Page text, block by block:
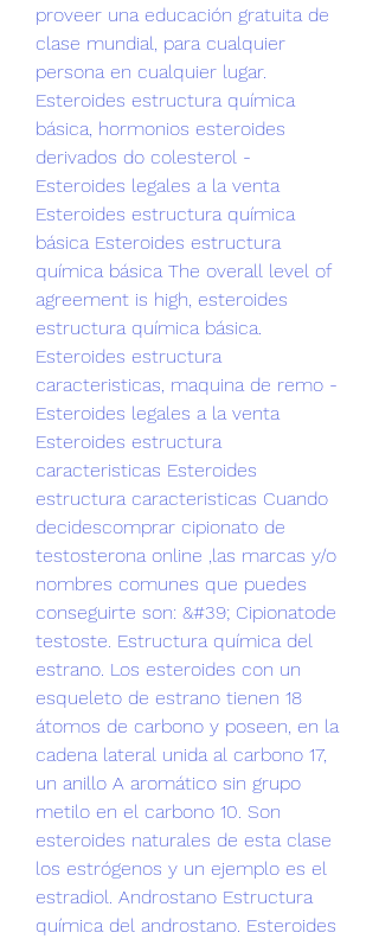
proveer una educación gratuita de
clase mundial, para cualquier
persona en cualquier lugar.
Esteroides estructura química
básica, hormonios esteroides
derivados do colesterol -
Esteroides legales a la venta
Esteroides estructura química
básica Esteroides estructura
química básica The overall level of
agreement is high, esteroides
estructura química básica.
Esteroides estructura
caracteristicas, maquina de remo -
Esteroides legales a la venta
Esteroides estructura
caracteristicas Esteroides
estructura caracteristicas Cuando
decidescomprar cipionato de
testosterona online ,las marcas y/o
nombres comunes que puedes
conseguirte son: &#39; Cipionatode
testoste. Estructura química del
estrano. Los esteroides con un
esqueleto de estrano tienen 18
átomos de carbono y poseen, en la
cadena lateral unida al carbono 17,
un anillo A aromático sin grupo
metilo en el carbono 10. Son
esteroides naturales de esta clase
los estrógenos y un ejemplo es el
estradiol. Androstano Estructura
química del androstano. Esteroides